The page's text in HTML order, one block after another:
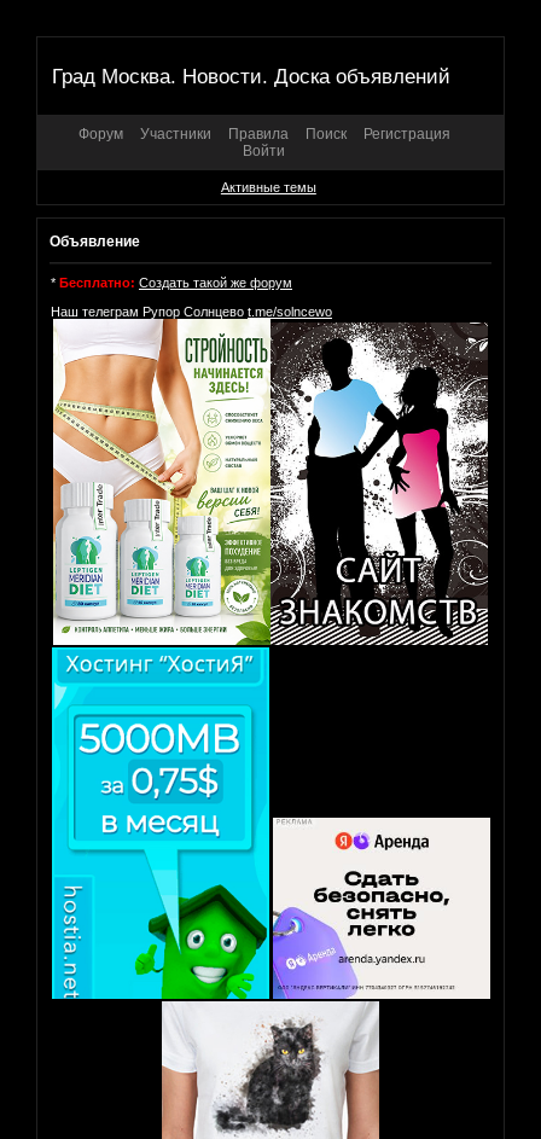
Град Москва. Новости. Доска объявлений
Форум Участники Правила Поиск
Регистрация
Войти
Активные темы
Объявление
* Бесплатно: Создать такой же форум
Наш телеграм Рупор Солнцево t.me/solncewo